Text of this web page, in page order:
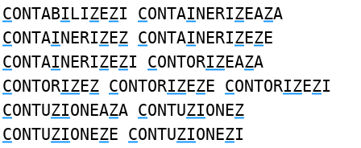
CONTABILIZEZI CONTAINERIZEAZA
CONTAINERIZEZ CONTAINERIZEZE
CONTAINERIZEZI CONTORIZEAZA
CONTORIZEZ CONTORIZEZE CONTORIZEZI
CONTUZIONEAZA CONTUZIONEZ
CONTUZIONEZE CONTUZIONEZI